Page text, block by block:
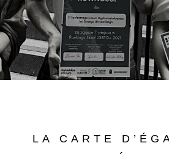
LA CARTE